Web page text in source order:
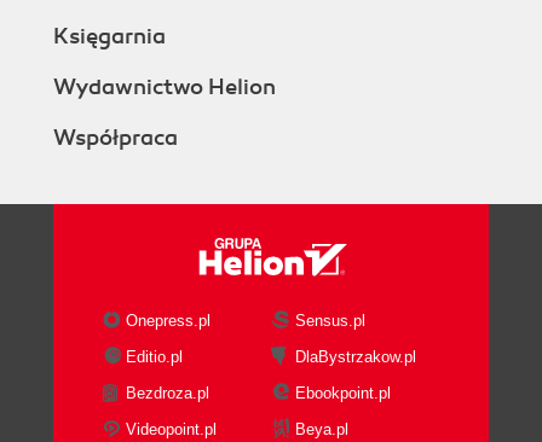
Księgarnia
Wydawnictwo Helion
Współpraca
Onepress.pl
Sensus.pl
Editio.pl
DlaBystrzakow.pl
Bezdroza.pl
Ebookpoint.pl
Videopoint.pl
Beya.pl